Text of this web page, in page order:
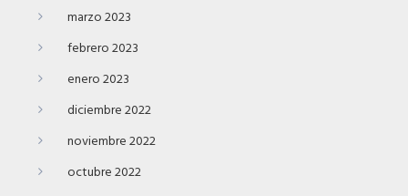
marzo 2023
febrero 2023
enero 2023
diciembre 2022
noviembre 2022
octubre 2022